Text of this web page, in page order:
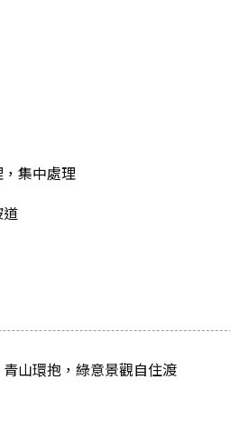
集中處理
山環抱，綠意景觀自住渡